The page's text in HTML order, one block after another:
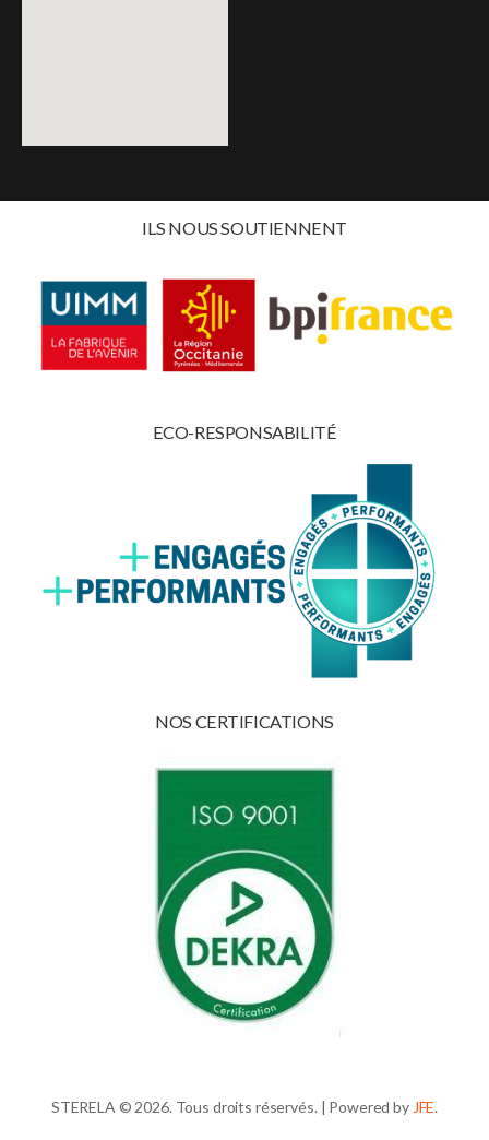
ILS NOUS SOUTIENNENT
ECO-RESPONSABILITÉ
NOS CERTIFICATIONS
STERELA © 2026. Tous droits réservés. | Powered by JFE.